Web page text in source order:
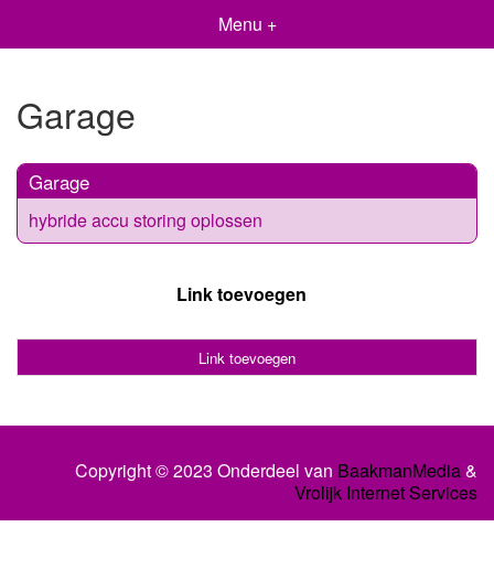
Menu +
Garage
Garage
hybride accu storing oplossen
Link toevoegen
Link toevoegen
Copyright © 2023 Onderdeel van BaakmanMedia&
Vrolijk Internet Services